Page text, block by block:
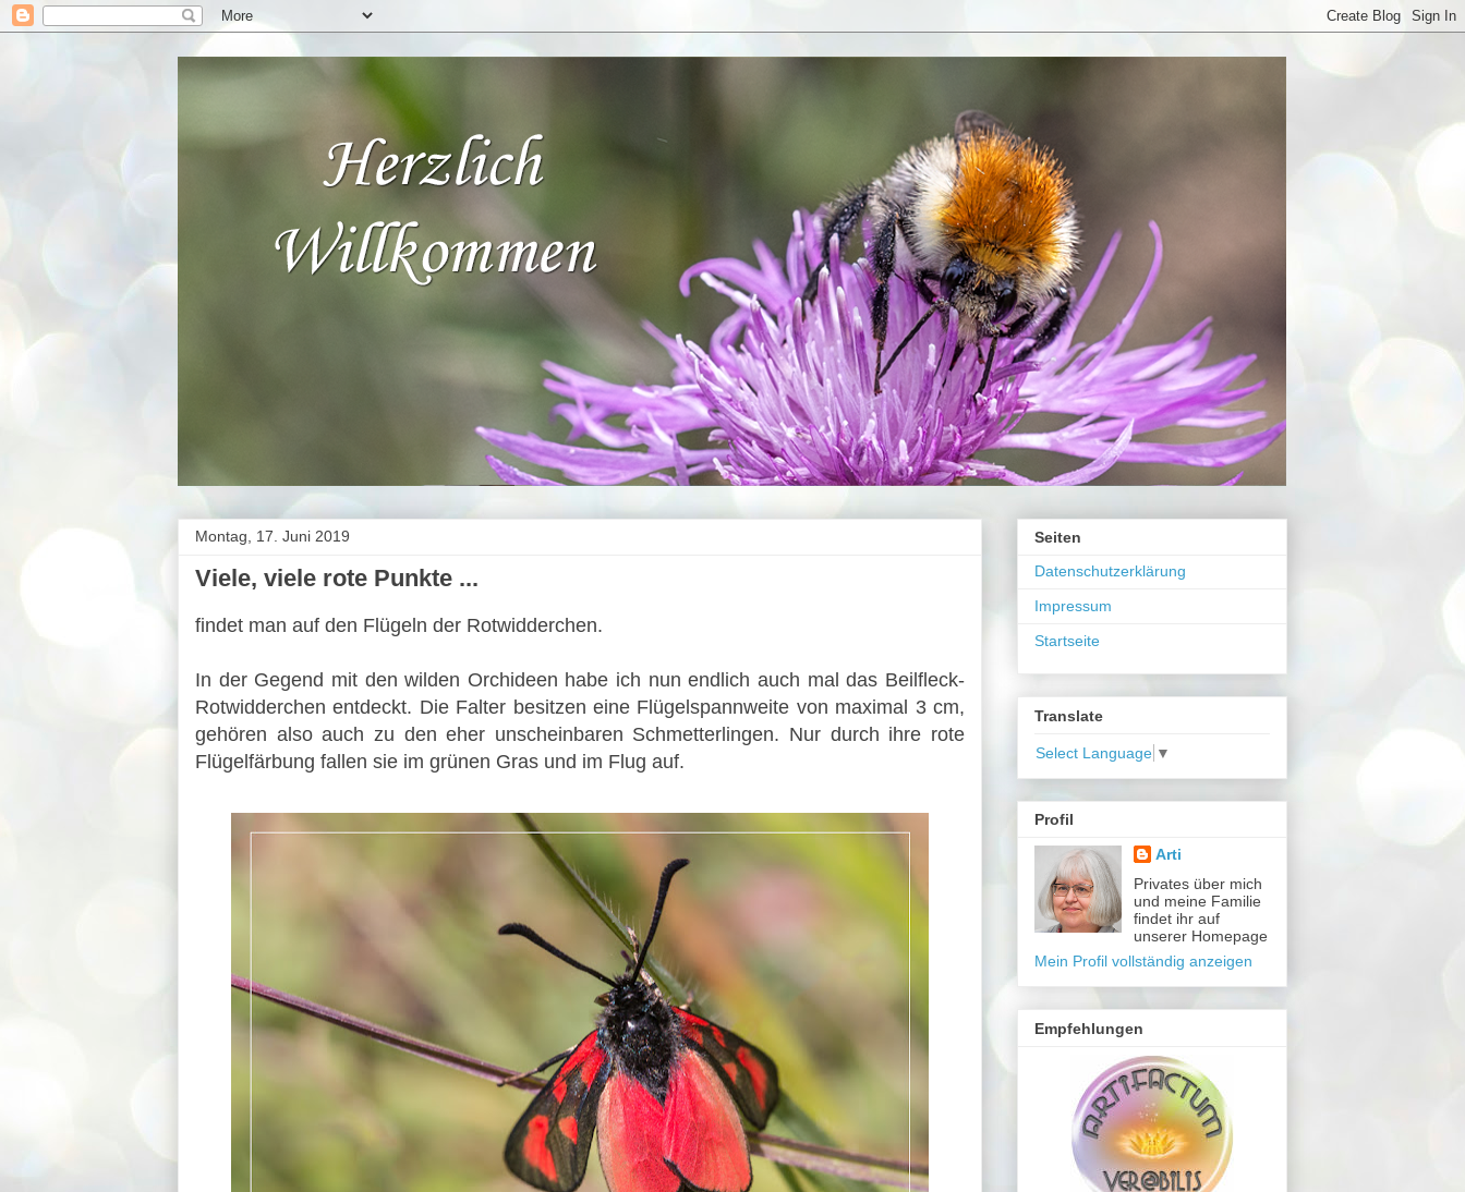
Montag, 17. Juni 2019
Viele, viele rote Punkte ...
findet man auf den Flügeln der Rotwidderchen.
In der Gegend mit den wilden Orchideen habe ich nun endlich auch mal das Beilfleck-
Rotwidderchen entdeckt. Die Falter besitzen eine Flügelspannweite von maximal 3 cm,
gehören also auch zu den eher unscheinbaren Schmetterlingen. Nur durch ihre rote
Flügelfärbung fallen sie im grünen Gras und im Flug auf.
Seiten
Datenschutzerklärung
Impressum
Startseite
Translate
Select Language ▼
Profil
Arti
Privates über mich
und meine Familie
findet ihr auf
unserer Homepage
Mein Profil vollständig anzeigen
Empfehlungen